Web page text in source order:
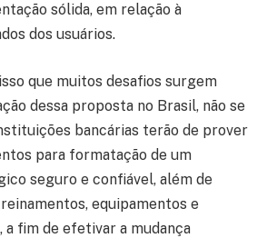
sólida, em relação à
dos usuários.
que muitos desafios surgem
dessa proposta no Brasil, não se
bancárias terão de prover
para formatação de um
seguro e confiável, além de
equipamentos e
a fim de efetivar a mudança